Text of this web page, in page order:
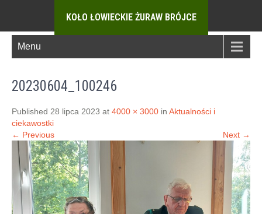
KOŁO ŁOWIECKIE ŻURAW BRÓJCE
Menu
20230604_100246
Published 28 lipca 2023 at 4000 × 3000 in Aktualności i
ciekawostki
← Previous
Next →